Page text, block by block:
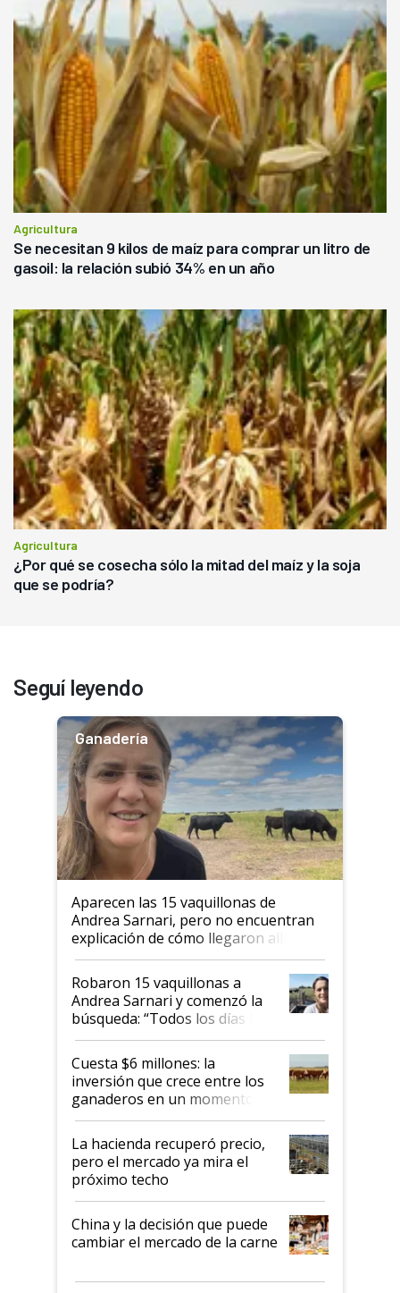
Agricultura
Se necesitan 9 kilos de maíz para comprar un litro de
gasoil: la relación subió 34% en un año
Agricultura
¿Por qué se cosecha sólo la mitad del maíz y la soja
que se podría?
Seguí leyendo
Ganadería
Aparecen las 15 vaquillonas de
Andrea Sarnari, pero no encuentran
explicación de cómo llegaron allí
Robaron 15 vaquillonas a
Andrea Sarnari y comenzó la
búsqueda: “Todos los días le
toca a algún productor”
Cuesta $6 millones: la
inversión que crece entre los
ganaderos en un momento
histórico para la actividad
La hacienda recuperó precio,
pero el mercado ya mira el
próximo techo
China y la decisión que puede
cambiar el mercado de la carne